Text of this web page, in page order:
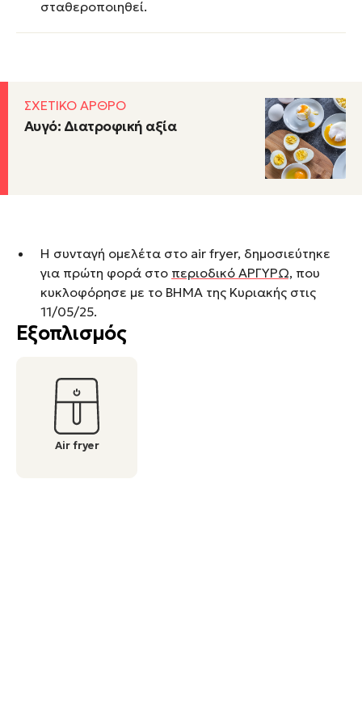
Εξοπλισμός
Air fryer
σταθεροποιηθεί.
ΣΧΕΤΙΚΟ ΑΡΘΡΟ
Αυγό: Διατροφική αξία
Η συνταγή oμελέτα στο air fryer, δημοσιεύτηκε
για πρώτη φορά στο περιοδικό ΑΡΓΥΡΩ, που
κυκλοφόρησε με το ΒΗΜΑ της Κυριακής στις
11/05/25.